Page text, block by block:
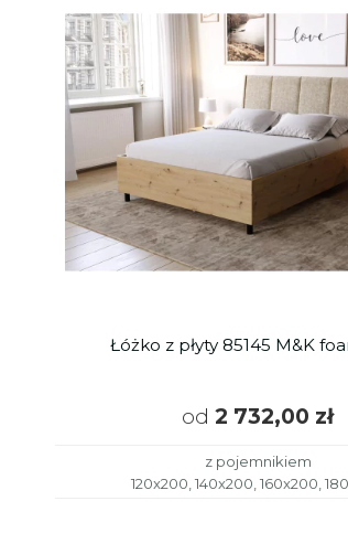
Łóżko z płyty 85145 M&K
od 2 732,00 zł
z pojemnikiem
120x200, 140x200, 160x200,